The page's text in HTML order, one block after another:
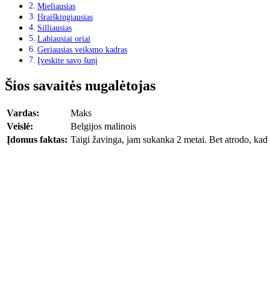
Mieliausias
Išraiškingiausias
Silliausias
Labiausiai oriai
Geriausias veiksmo kadras
Įveskite savo šunį
Šios savaitės nugalėtojas
Vardas:
Maks
Veislė:
Belgijos malinois
Įdomus faktas: Taigi žavinga, jam sukanka 2 metai. Bet atrodo,